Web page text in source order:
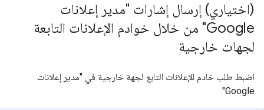
(اختياري) إرسال إشارات "مدير إعلانات
Google" من خلال خوادم الإعلانات التابعة
لجهات خارجية
اضبط طلب خادم الإعلانات التابع لجهة خارجية في "مدير إعلانات
Google".